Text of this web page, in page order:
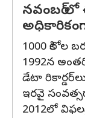
నవంబర్
1000 కిలోల
1992న
డేటా
ఇరవై
2012లో